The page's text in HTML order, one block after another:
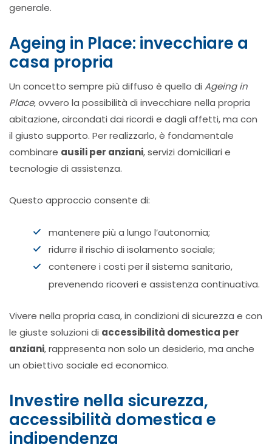
generale.
Ageing in Place: invecchiare a
casa propria
Un concetto sempre più diffuso è quello di Ageing in
Place, ovvero la possibilità di invecchiare nella propria
abitazione, circondati dai ricordi e dagli affetti, ma con
il giusto supporto. Per realizzarlo, è fondamentale
combinare ausili per anziani, servizi domiciliari e
tecnologie di assistenza.
Questo approccio consente di:
mantenere più a lungo l’autonomia;
ridurre il rischio di isolamento sociale;
contenere i costi per il sistema sanitario,
prevenendo ricoveri e assistenza continuativa.
Vivere nella propria casa, in condizioni di sicurezza e con
le giuste soluzioni di accessibilità domestica per
anziani, rappresenta non solo un desiderio, ma anche
un obiettivo sociale ed economico.
Investire nella sicurezza,
accessibilità domestica e
indipendenza